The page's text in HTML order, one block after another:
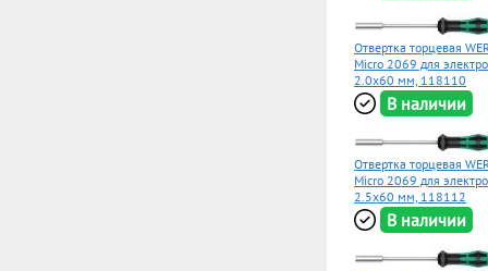
Отвертка торцевая
Micro 2069 для
2.0x60 мм, 118110
В наличии
Отвертка торцевая
Micro 2069 для
2.5x60 мм, 118112
В наличии